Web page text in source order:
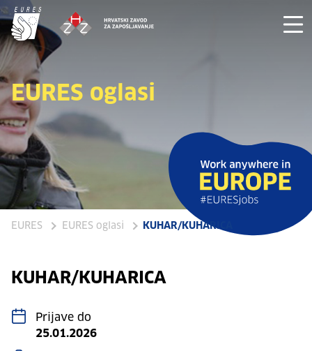
EURES oglasi
EURES EURES oglasi KUHAR/KUHARICA
KUHAR/KUHARICA
Prijave do
25.01.2026